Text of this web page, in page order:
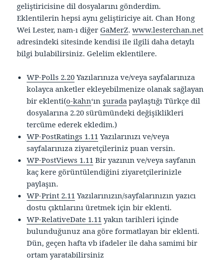
geliştiricisine dil dosyalarını gönderdim.
Eklentilerin hepsi aynı geliştiriciye ait. Chan Hong
Wei Lester, nam-ı diğer GaMerZ.www.lesterchan.net
adresindeki sitesinde kendisi ile ilgili daha detaylı
bilgi bulabilirsiniz. Gelelim eklentilere.
WP-Polls 2.20 Yazılarınıza ve/veya sayfalarınıza
kolayca anketler ekleyebilmenize olanak sağlayan
bir eklenti(o-kahn‘ınşurada paylaştığı Türkçe dil
dosyalarına 2.20 sürümündeki değişiklikleri
tercüme ederek ekledim.)
WP-PostRatings 1.11 Yazılarınızı ve/veya
sayfalarınıza ziyaretçileriniz puan versin.
WP-PostViews 1.11 Bir yazının ve/veya sayfanın
kaç kere görüntülendiğini ziyaretçilerinizle
paylaşın.
WP-Print 2.11 Yazılarınızın/sayfalarınızın yazıcı
dostu çıktılarını üretmek için bir eklenti.
WP-RelativeDate 1.11 yakın tarihleri içinde
bulunduğunuz ana göre formatlayan bir eklenti.
Dün, geçen hafta vb ifadeler ile daha samimi bir
ortam yaratabilirsiniz